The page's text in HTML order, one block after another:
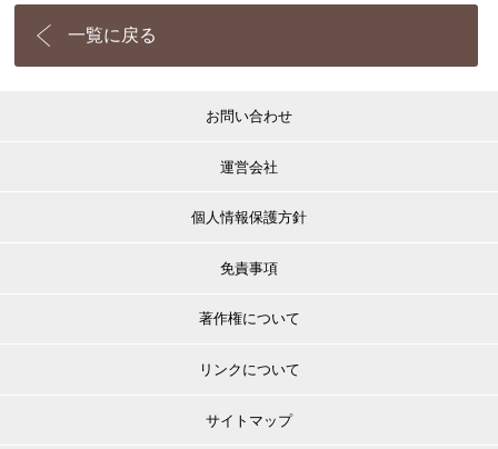
一覧に戻る
お問い合わせ
運営会社
個人情報保護方針
免責事項
著作権について
リンクについて
サイトマップ